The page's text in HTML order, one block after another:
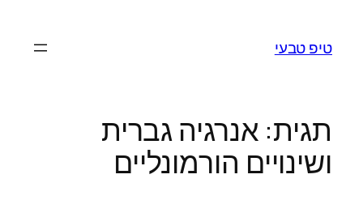
טיפ טבעי
תגית: אנרגיה גברית
ושינויים הורמונליים